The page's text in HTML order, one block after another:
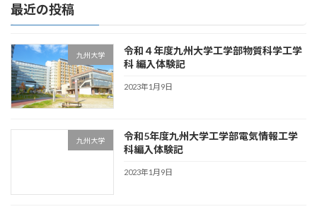
最近の投稿
九州大学
令和４年度九州大学工学部物質科学工学
科 編入体験記
2023年1月9日
九州大学
令和5年度九州大学工学部電気情報工学
科編入体験記
2023年1月9日